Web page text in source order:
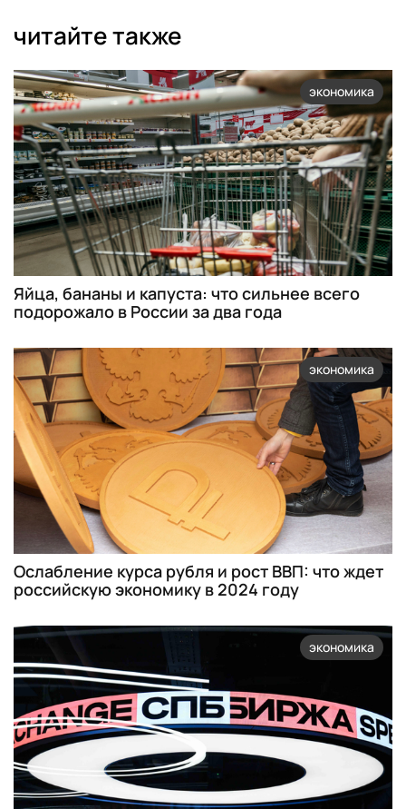
читайте также
экономика
Яйца, бананы и капуста: что сильнее всего
подорожало в России за два года
экономика
Ослабление курса рубля и рост ВВП: что ждет
российскую экономику в 2024 году
экономика